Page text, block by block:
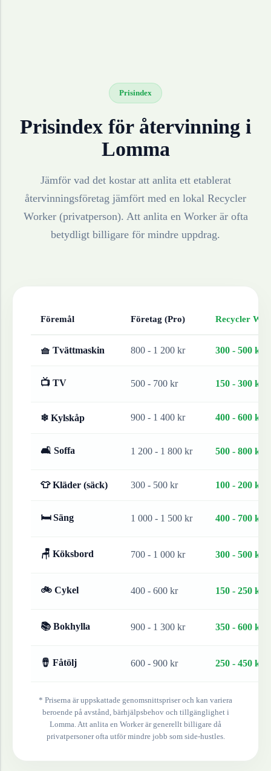
Prisindex
Prisindex för återvinning i
Lomma
Jämför vad det kostar att anlita ett etablerat
återvinningsföretag jämfört med en lokal Recycler
Worker (privatperson). Att anlita en Worker är ofta
betydligt billigare för mindre uppdrag.
Föremål Företag (Pro) Recycler
🧺 Tvättmaskin 800 - 1 200 kr 300 - 500 kr
📺 TV 500 - 700 kr 150 - 300 kr
❄ Kylskåp 900 - 1 400 kr 400 - 600 kr
🛋 Soffa 1 200 - 1 800 kr 500 - 800 kr
👕 Kläder (säck) 300 - 500 kr 100 - 200 kr
🛏 Säng 1 000 - 1 500 kr 400 - 700 kr
🪑 Köksbord 700 - 1 000 kr 300 - 500 kr
🚲 Cykel 400 - 600 kr 150 - 250 kr
📚 Bokhylla 900 - 1 300 kr 350 - 600 kr
🪘 Fåtölj 600 - 900 kr 250 - 450 kr
* Priserna är uppskattade genomsnittspriser och kan variera
beroende på avstånd, bärhjälpsbehov och tillgänglighet i
Lomma. Att anlita en Worker är generellt billigare då
privatpersoner ofta utför mindre jobb som side-hustles.